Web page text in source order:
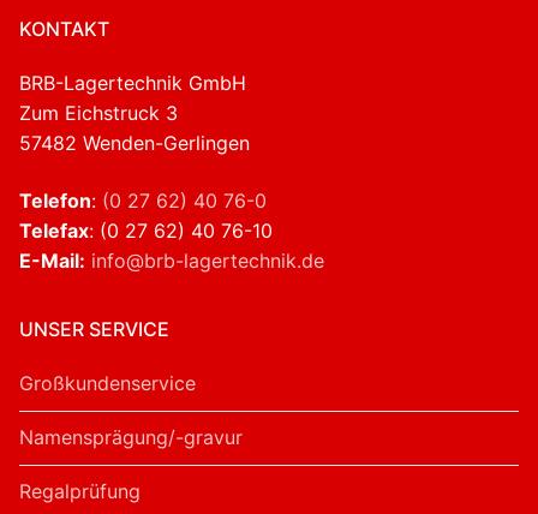
KONTAKT
BRB-Lagertechnik GmbH
Zum Eichstruck 3
57482 Wenden-Gerlingen
Telefon: (0 27 62) 40 76-0
Telefax: (0 27 62) 40 76-10
E-Mail: info@brb-lagertechnik.de
UNSER SERVICE
Großkundenservice
Namensprägung/-gravur
Regalprüfung